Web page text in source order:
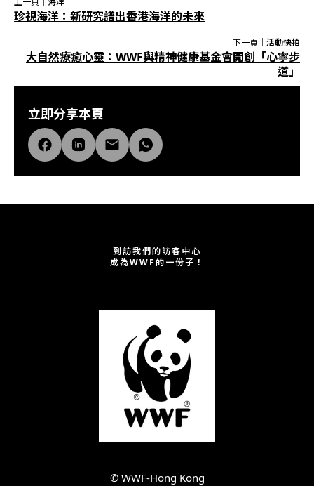
珍視海洋：新研究譜出香港海洋的未來
下一頁｜ 活動快拍
大自然療癒心靈：WWF與精神健康基金會開創「心寧步
道」
立即分享本頁
到訪我們的訪客中心
成為WWF的一份子！
©︎ WWF-Hong Kong